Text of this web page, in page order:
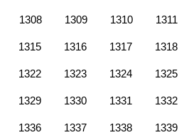
1308 1309 1310 1311
1315 1316 1317 1318
1322 1323 1324 1325
1329 1330 1331 1332
1336 1337 1338 1339